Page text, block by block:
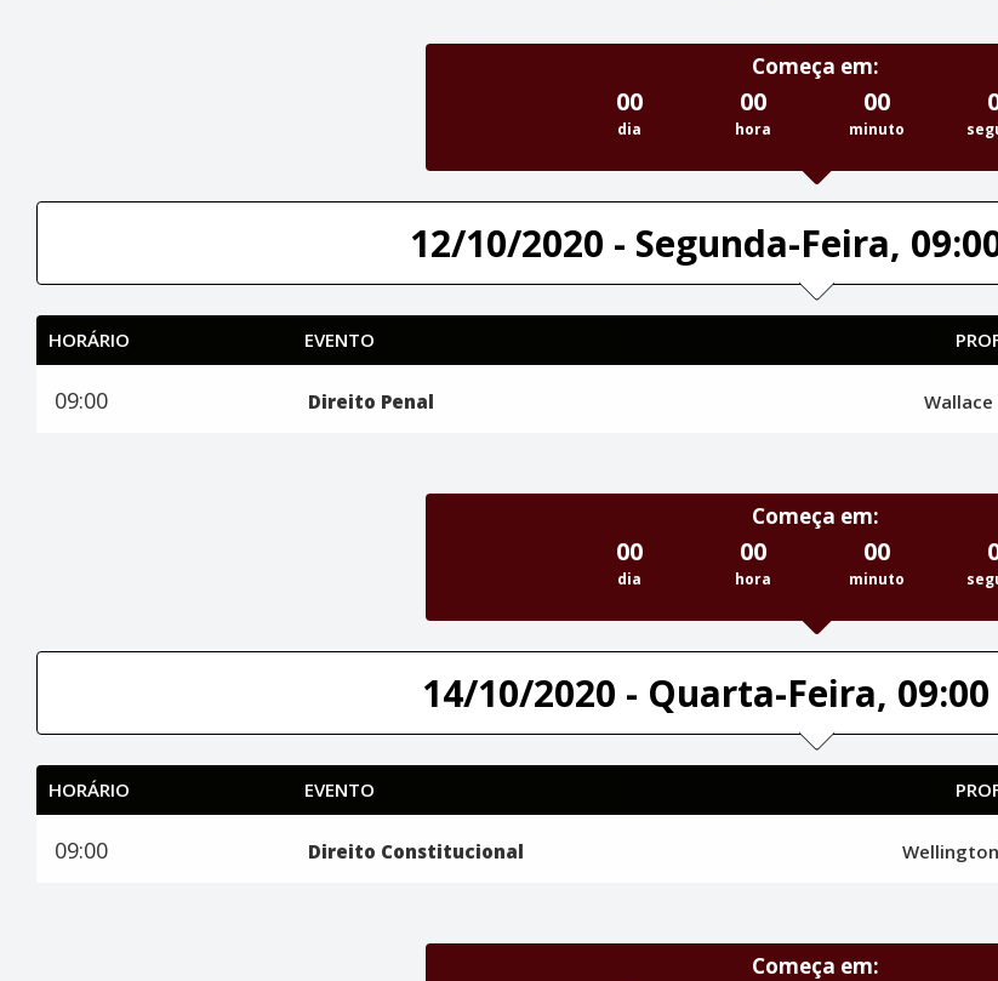
Começa em:
00
dia
00
hora
00
minuto
12/10/2020 - Segunda-Feira,
HORÁRIO EVENTO
09:00 Direito Penal Wallace
Começa em:
00
dia
00
hora
00
minuto
14/10/2020 - Quarta-Feira, 09:00
HORÁRIO EVENTO
09:00 Direito Constitucional
Começa em: